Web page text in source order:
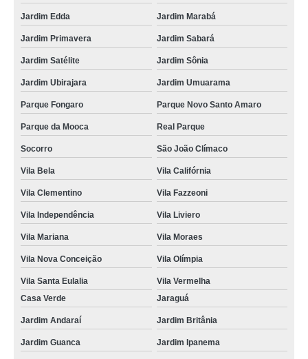
Jardim Edda Jardim Marabá
Jardim Primavera Jardim Sabará
Jardim Satélite Jardim Sônia
Jardim Ubirajara Jardim Umuarama
Parque Fongaro Parque Novo Santo Amaro
Parque da Mooca Real Parque
Socorro São João Clímaco
Vila Bela Vila Califórnia
Vila Clementino Vila Fazzeoni
Vila Independência Vila Liviero
Vila Mariana Vila Moraes
Vila Nova Conceição Vila Olímpia
Vila Santa Eulalia
Vila Vermelha
Casa Verde
Jaraguá
Jardim Andaraí Jardim Britânia
Jardim Guanca Jardim Ipanema